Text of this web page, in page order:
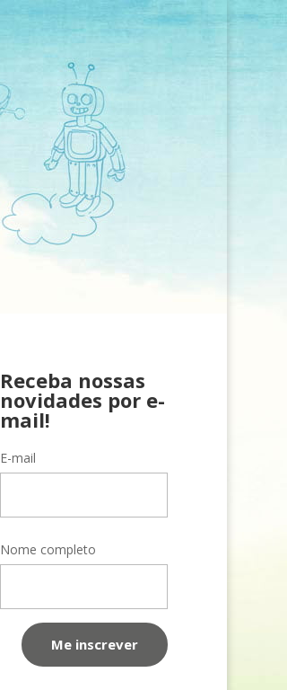
Receba nossas
novidades por e-
mail!
E-mail
Nome completo